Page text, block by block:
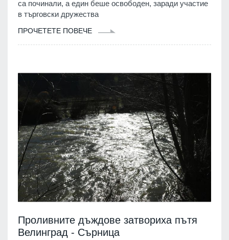
са починали, а един беше освободен, заради участие
в търговски дружества
ПРОЧЕТЕТЕ ПОВЕЧЕ
Проливните дъждове затвориха пътя
Велинград - Сърница